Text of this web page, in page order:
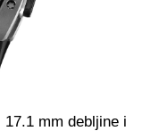
mm debljine i